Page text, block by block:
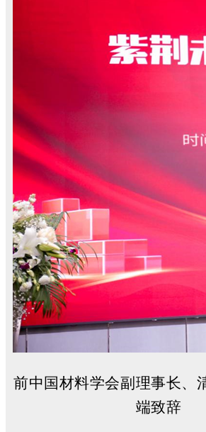
前中国材料学会副理事长、
端致辞